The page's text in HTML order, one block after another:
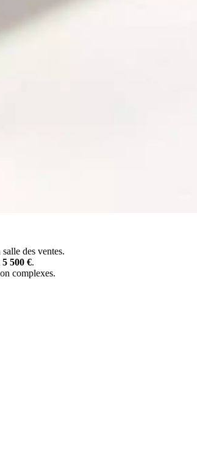
des ventes.
5 500 €.
complexes.